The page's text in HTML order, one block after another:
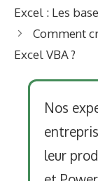
Excel : Les
Comment
Excel VBA ?
Nos
leur